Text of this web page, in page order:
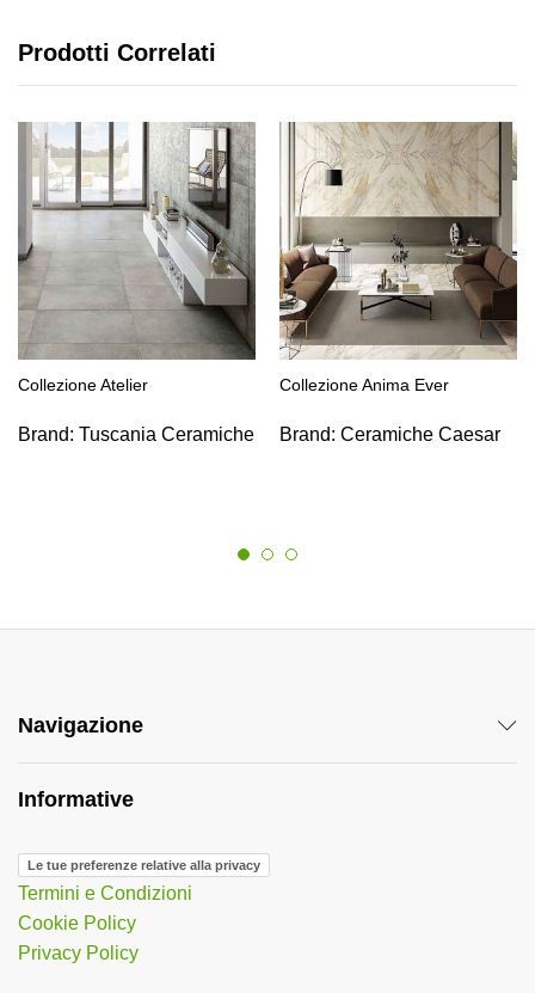
Prodotti Correlati
Collezione Atelier
Brand: Tuscania Ceramiche
Collezione Anima Ever
Brand: Ceramiche Caesar
Navigazione
Informative
Le tue preferenze relative alla privacy
Termini e Condizioni
Cookie Policy
Privacy Policy